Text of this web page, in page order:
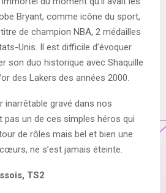
Bryant, comme icône du sport,
de champion NBA, 2 médailles
Unis. Il est difficile d’évoquer
son duo historique avec Shaquille
des Lakers des années 2000.
inarrêtable gravé dans nos
pas un de ces simples héros qui
de rôles mais bel et bien une
ne s’est jamais éteinte.
TS2